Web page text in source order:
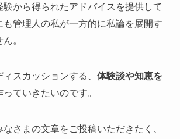
験から得られたアドバイスを提供して
も管理人の私が一方的に私論を展開す
。
スカッションする、 体験談や知恵を
っていきたいのです。
さまの文章をご投稿いただきたく、